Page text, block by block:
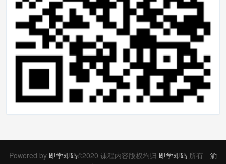
Powered by 即学即码©2020 课程内容版权均归 即学即码 所有
渝